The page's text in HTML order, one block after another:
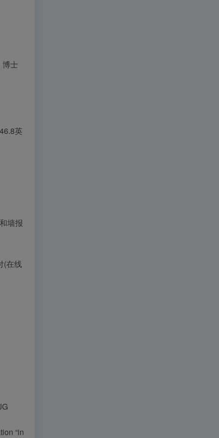
士
英
墙报
(在线
“in